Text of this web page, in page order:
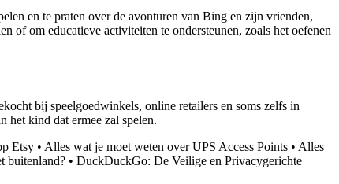
en te praten over de avonturen van Bing en zijn vrienden,
of om educatieve activiteiten te ondersteunen, zoals het oefenen
bij speelgoedwinkels, online retailers en soms zelfs in
het kind dat ermee zal spelen.
Etsy • Alles wat je moet weten over UPS Access Points • Alles
buitenland? • DuckDuckGo: De Veilige en Privacygerichte